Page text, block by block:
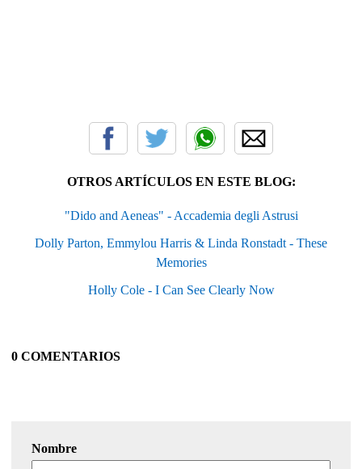
OTROS ARTÍCULOS EN ESTE BLOG:
"Dido and Aeneas" - Accademia degli Astrusi
Dolly Parton, Emmylou Harris & Linda Ronstadt - These
Memories
Holly Cole - I Can See Clearly Now
0 COMENTARIOS
Nombre